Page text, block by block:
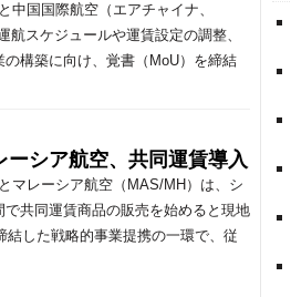
国国際航空（エアチャイナ、
スケジュールや運賃設定の調整、
構築に向け、覚書（MoU）を締結
ーシア航空、共同運賃導入
マレーシア航空（MAS/MH）は、シ
共同運賃商品の販売を始めると現地
結した戦略的事業提携の一環で、従